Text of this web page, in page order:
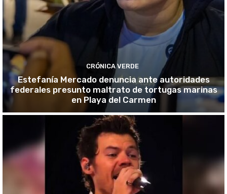
CRÓNICA VERDE
Estefanía Mercado denuncia ante autoridades
federales presunto maltrato de tortugas marinas
en Playa del Carmen